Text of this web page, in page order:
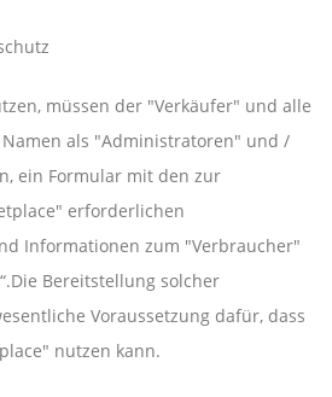
müssen der "Verkäufer" und alle
als "Administratoren" und /
ein Formular mit den zur
erforderlichen
Informationen zum "Verbraucher"
Bereitstellung solcher
Voraussetzung dafür, dass
nutzen kann.